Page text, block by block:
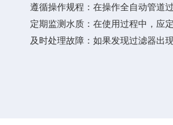
遵循操作规程：在操作全自动管道过
定期监测水质：在使用过程中，应定
及时处理故障：如果发现过滤器出现